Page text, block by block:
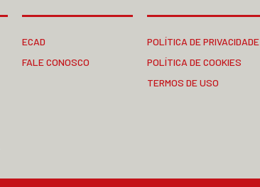
ECAD
FALE CONOSCO
POLÍTICA DE PRIVACIDADE
POLÍTICA DE COOKIES
TERMOS DE USO